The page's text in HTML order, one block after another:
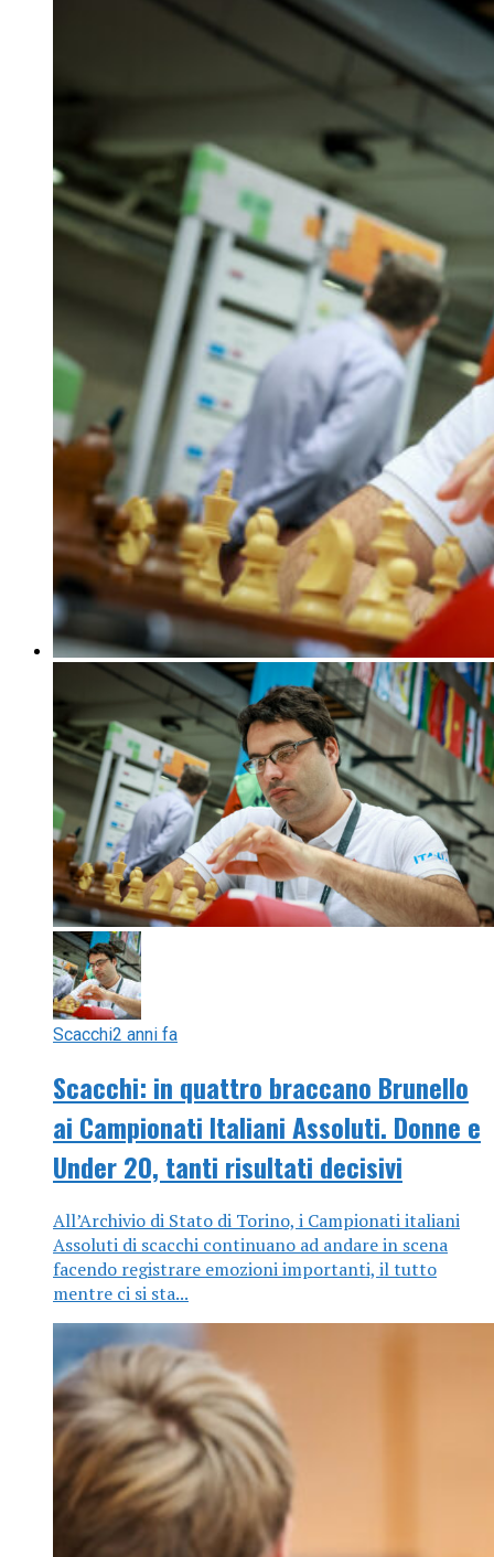
Scacchi2 anni fa
Scacchi: in quattro braccano Brunello
ai Campionati Italiani Assoluti. Donne e
Under 20, tanti risultati decisivi
All’Archivio di Stato di Torino, i Campionati italiani
Assoluti di scacchi continuano ad andare in scena
facendo registrare emozioni importanti, il tutto
mentre ci si sta...